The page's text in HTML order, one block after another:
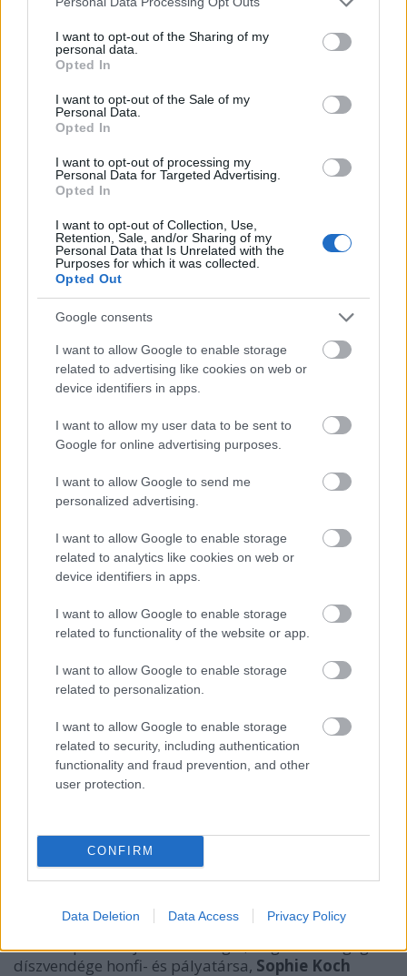
not limited to your visit or usage behaviour. You may click to
grant or deny consent to Google and its third-party tags to
use your data for below specified purposes in below Google
consent section.
I want to opt-out of the Sharing of my
personal data.
Opted In
I want to opt-out of the Sale of my
Personal Data.
Opted In
I want to opt-out of processing my
Personal Data for Targeted Advertising.
Opted In
I want to opt-out of Collection, Use,
Retention, Sale, and/or Sharing of my
Personal Data that Is Unrelated with the
Purposes for which it was collected.
Opted Out
Google consents
I want to allow Google to enable storage
related to advertising like cookies on web or
device identifiers in apps.
I want to allow my user data to be sent to
Google for online advertising purposes.
I want to allow Google to send me
personalized advertising.
I want to allow Google to enable storage
related to analytics like cookies on web or
device identifiers in apps.
I want to allow Google to enable storage
related to functionality of the website or app.
I want to allow Google to enable storage
related to personalization.
I want to allow Google to enable storage
related to security, including authentication
functionality and fraud prevention, and other
user protection.
CONFIRM
Data Deletion Data Access Privacy Policy
, koreografál és rendez, de
klasszikus összművészeti alkotás is színre kerül:
MolièreÚrhatnám polgár
című vígjátéka a Lully-féle
eredeti kísérőzenével, énekes- és balettbetétekkel
lesz látható a fiatal rendező,Tarnóczi Jakab
koncepciója szerint.
A fentieken túl több idén elmaradt premiert is a
Salomeés MonteverdiBella Máté
újrahangszerelt és fúziós jazz-betétekkel is
című alkotása,
DohnányiSimona néni, HubayA cremonai hegedűs
valamint a kortárs olasz szerző, Giampaolo Testoni
Fantasioés Fortunio című egyfelvonásosai is jövőre
leszenek láthatók, a darabokat Almási-Tóth András
és a Varga Bence állítják színpadra.
Az évad esszenciáját kínálóFranciaFeszt
en több, a
korábbi években bemutatott előadás is visszatér, így
hugenottákés Saint-SaënsA sárga herceg/nőcímű
darabja. Az évad során olyan kuriózumokat is
műsorára tűz az Opera hangversenyszerű
előadásban, mint Boieldieu Magyarországon
Sámson és Delilavagy Franz Schmidt – vagy Schmidt
Ferenc –Notre Damecímű alkotása, illetve Kálmán
Imre Napóleon szerelmi kalandját idézőJozefin
című nagyoperettje. A fesztivált lezáró
gálakoncertenPatricia Petibon
francia
sztárszoprán várja a közönséget, míg a farsangi gála
díszvendége honfi- és pályatársa, Sophie Koch